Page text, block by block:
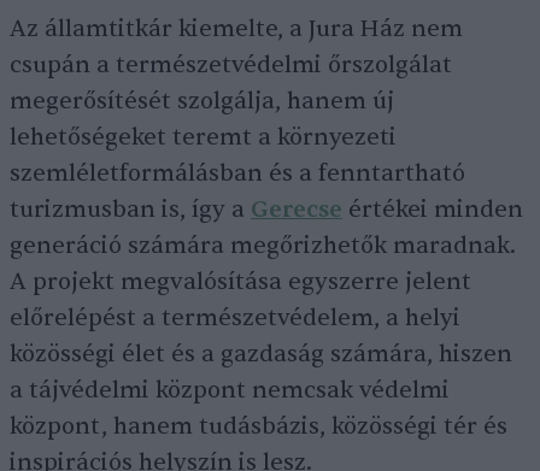
Az államtitkár kiemelte, a Jura Ház nem
csupán a természetvédelmi őrszolgálat
megerősítését szolgálja, hanem új
lehetőségeket teremt a környezeti
szemléletformálásban és a fenntartható
turizmusban is, így a Gerecse értékei minden
generáció számára megőrizhetők maradnak.
A projekt megvalósítása egyszerre jelent
előrelépést a természetvédelem, a helyi
közösségi élet és a gazdaság számára, hiszen
a tájvédelmi központ nemcsak védelmi
központ, hanem tudásbázis, közösségi tér és
inspirációs helyszín is lesz.